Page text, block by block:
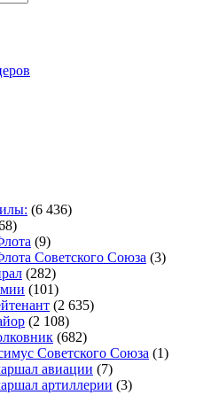
(6 436)
(9)
Советского Союза (3)
(282)
(101)
(2 635)
(2 108)
(682)
Советского Союза (1)
авиации (7)
артиллерии (3)